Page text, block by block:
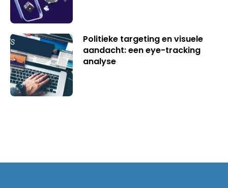
Politieke targeting en visuele
aandacht: een eye-tracking
analyse